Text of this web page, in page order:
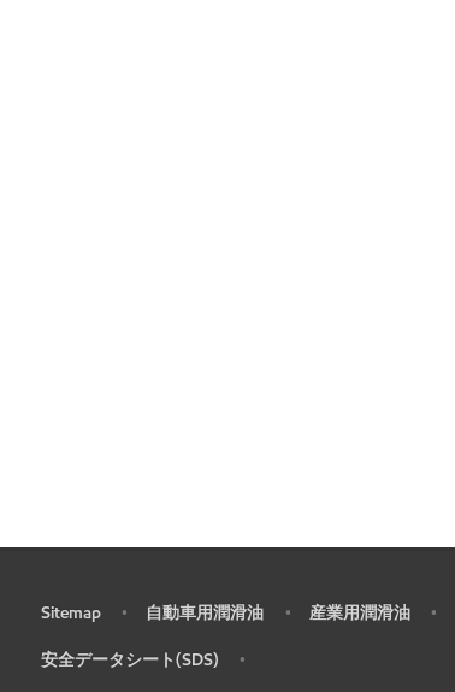
Sitemap • 自動車用潤滑油 • 産業用潤滑油 •
安全データシート(SDS) •